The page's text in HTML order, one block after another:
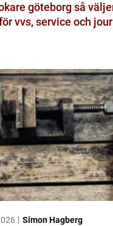
göteborg så väljer du rätt
vvs, service och jour
Simon Hagberg